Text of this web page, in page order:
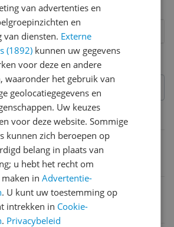
kenmerken
product?
5
Vraag 1 van 4
van advertenties en
en
van diensten. Externe
(1892) kunnen uw gegevens
voor deze en andere
waaronder het gebruik van
geolocatiegegevens en
Uw keuzes
voor deze website. Sommige
kunnen zich beroepen op
belang in plaats van
u hebt het recht om
maken inAdvertentie-
. U kunt uw toestemming op
intrekken in Cookie-
. Privacybeleid